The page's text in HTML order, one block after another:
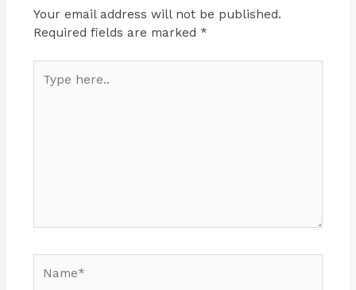
Your email address will not be published.
Required fields are marked *
here..